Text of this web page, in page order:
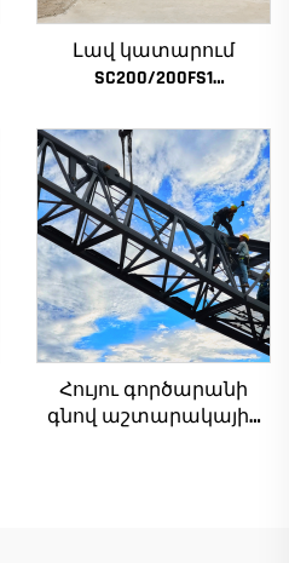
Լավ կատարում
SC200/200FS1
տանիք շենքի
ճակատի և վերելակի
սանդղակի համար
Ալժիրի համար
Հույու գործարանի
գնով աշտարակային